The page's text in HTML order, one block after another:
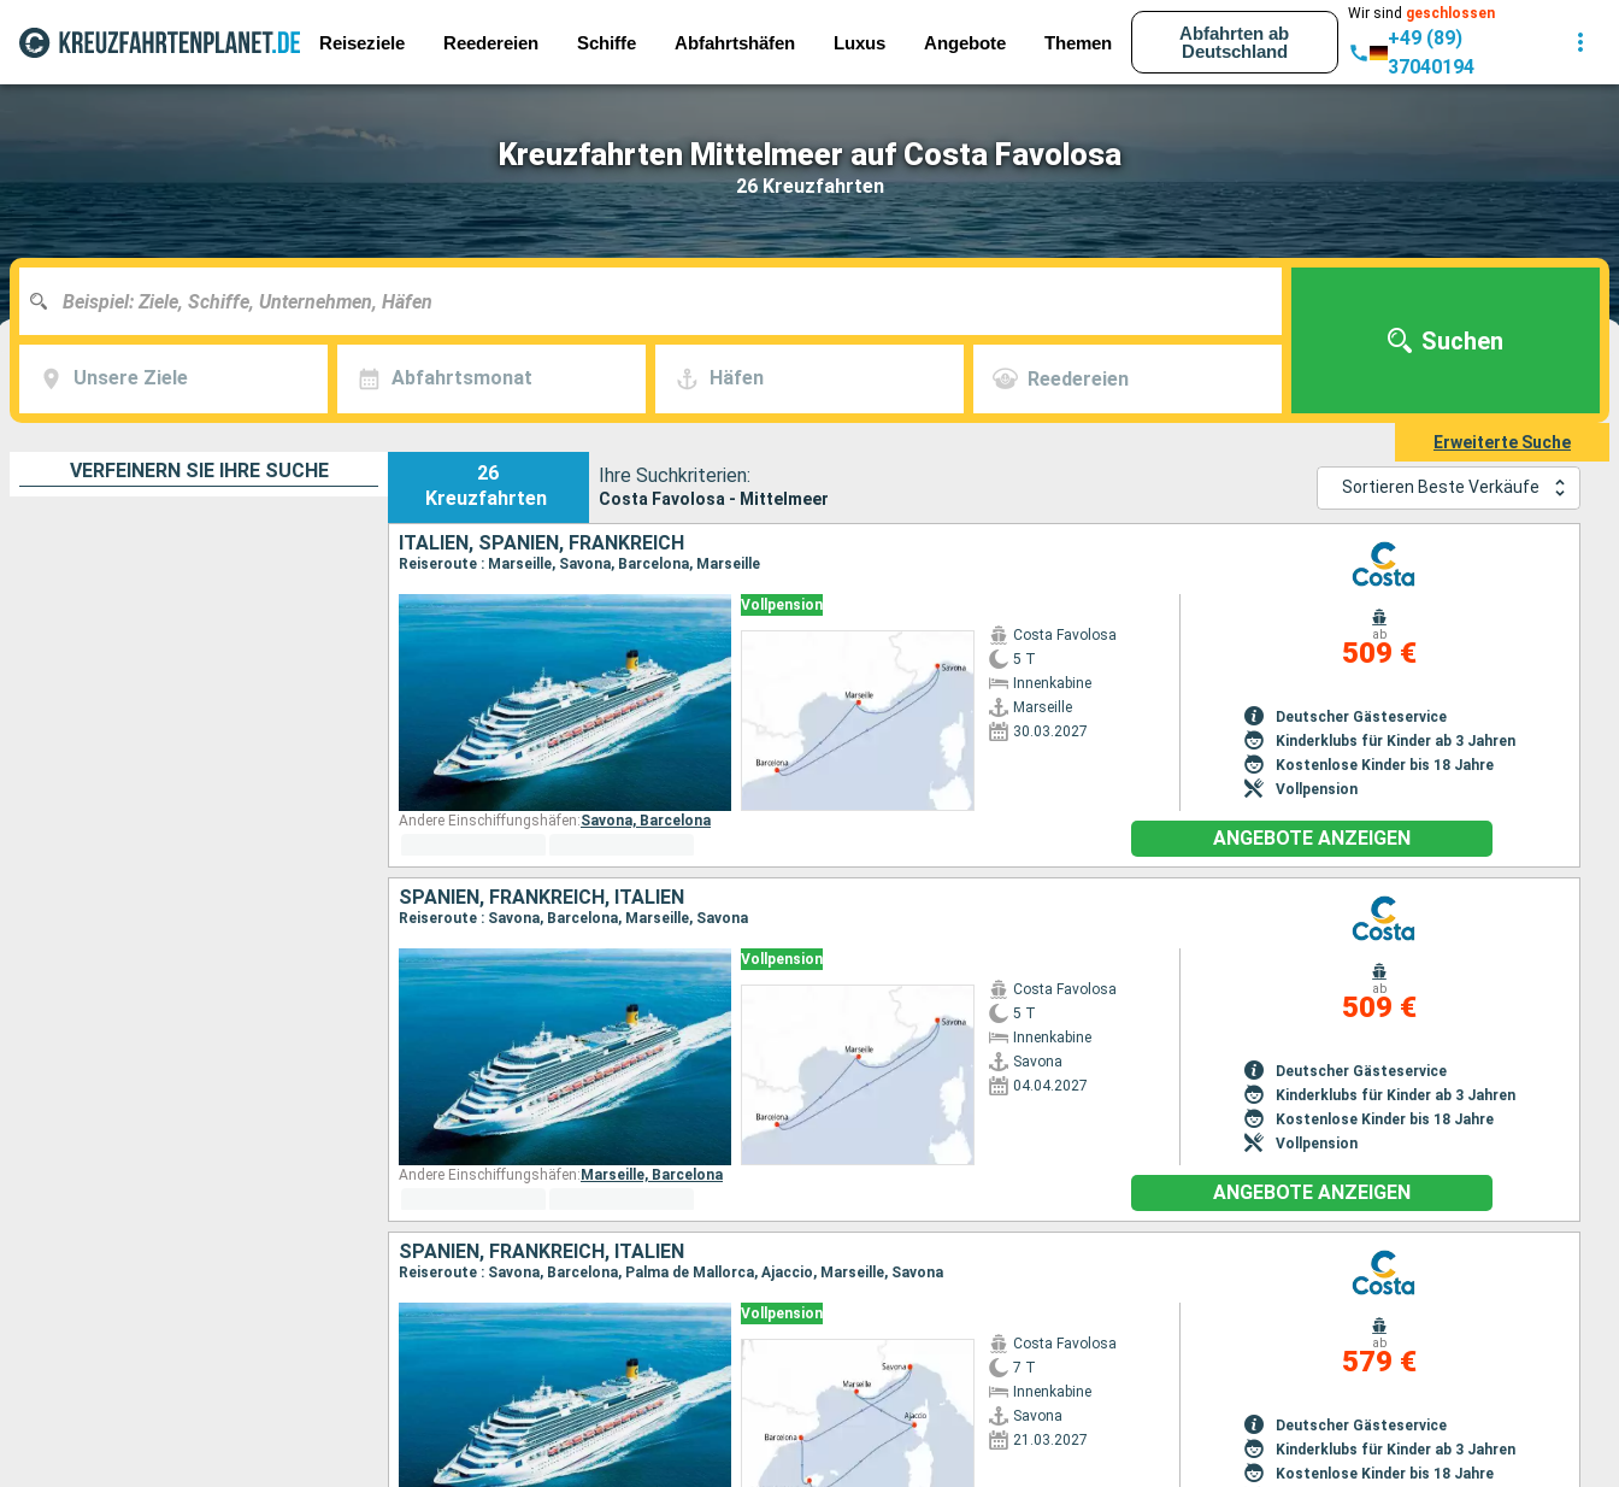
Reiseziele Reedereien Schiffe Abfahrtshäfen Luxus Angebote Themen
Abfahrten ab
Deutschland
Wir sind geschlossen
+49 (89)
37040194
Kreuzfahrten Mittelmeer auf Costa Favolosa
26 Kreuzfahrten
Unsere Ziele Abfahrtsmonat Häfen Reedereien
Suchen
Erweiterte Suche
VERFEINERN SIE IHRE SUCHE
26
Kreuzfahrten
Ihre Suchkriterien:
Costa Favolosa - Mittelmeer
Sortieren Beste Verkäufe
ITALIEN, SPANIEN, FRANKREICH
Reiseroute : Marseille, Savona, Barcelona, Marseille
Vollpension
Costa Favolosa
5 T
Innenkabine
Marseille
30.03.2027
ab
509 €
Deutscher Gästeservice
Kinderklubs für Kinder ab 3 Jahren
Kostenlose Kinder bis 18 Jahre
Vollpension
Andere Einschiffungshäfen:Savona, Barcelona
ANGEBOTE ANZEIGEN
SPANIEN, FRANKREICH, ITALIEN
Reiseroute : Savona, Barcelona, Marseille, Savona
Vollpension
Costa Favolosa
5 T
Innenkabine
Savona
04.04.2027
ab
509 €
Deutscher Gästeservice
Kinderklubs für Kinder ab 3 Jahren
Kostenlose Kinder bis 18 Jahre
Vollpension
Andere Einschiffungshäfen: Marseille, Barcelona
ANGEBOTE ANZEIGEN
SPANIEN, FRANKREICH, ITALIEN
Reiseroute : Savona, Barcelona, Palma de Mallorca, Ajaccio, Marseille, Savona
Vollpension
Costa Favolosa
7 T
Innenkabine
Savona
21.03.2027
ab
579 €
Deutscher Gästeservice
Kinderklubs für Kinder ab 3 Jahren
Kostenlose Kinder bis 18 Jahre